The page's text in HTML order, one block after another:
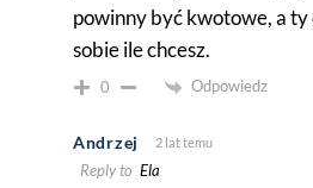
powinny być kwotowe, a ty
sobie ile chcesz.
0 Odpowiedz
Andrzej 2 lat temu
Reply to Ela